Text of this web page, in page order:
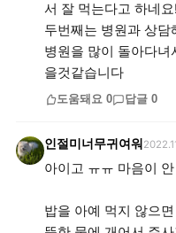
서 잘 먹는다고 하네요
두번째는 병원과 상담
병원을 많이 돌아다
을것같습니다
도움돼요 0 답글 0
인절미너무귀여워
아이고 ㅠㅠ 마음이
밥을 아예 먹지 않으